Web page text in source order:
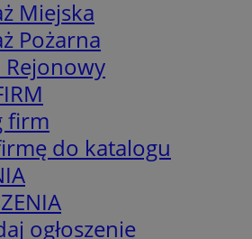
Miejska
Pożarna
Rejonowy
firm
do katalogu
ogłoszenie